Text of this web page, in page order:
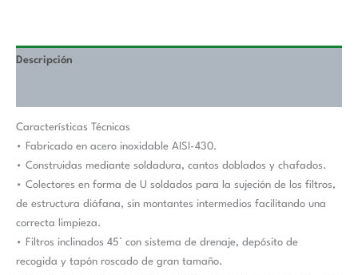
Descripción
Características Técnicas
• Fabricado en acero inoxidable AISI-430.
• Construidas mediante soldadura, cantos doblados y chafados.
• Colectores en forma de U soldados para la sujeción de los filtros,
de estructura diáfana, sin montantes intermedios facilitando una
correcta limpieza.
• Filtros inclinados 45° con sistema de drenaje, depósito de
recogida y tapón roscado de gran tamaño.